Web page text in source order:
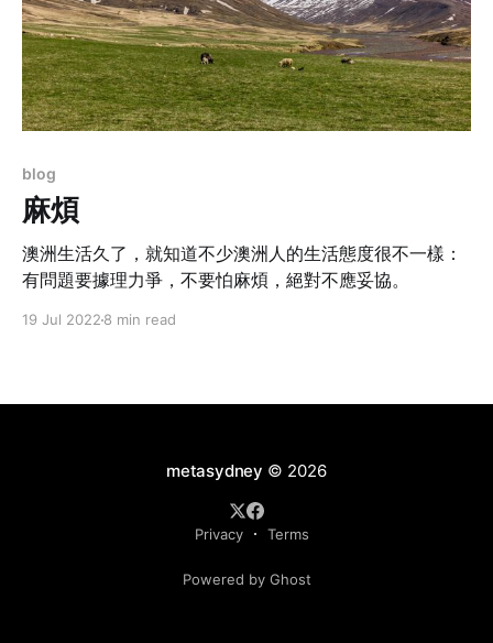
blog
麻煩
澳洲生活久了，就知道不少澳洲人的生活態度很不一樣：
有問題要據理力爭，不要怕麻煩，絕對不應妥協。
19 Jul 2022 8 min read
metasydney © 2026
Privacy Terms
Powered by Ghost